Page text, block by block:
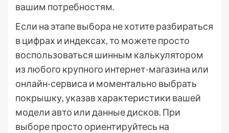
вашим потребностям.
Если на этапе выбора не хотите разбираться
в цифрах и индексах, то можете просто
воспользоваться шинным калькулятором
из любого крупного интернет-магазина или
онлайн-сервиса и моментально выбрать
покрышку, указав характеристики вашей
модели авто или данные дисков. При
выборе просто ориентируйтесь на